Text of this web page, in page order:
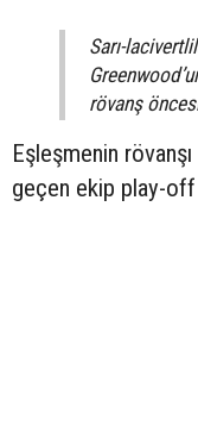
Sarı-
rövanş
Eşleşmenin
geçen ekip play-